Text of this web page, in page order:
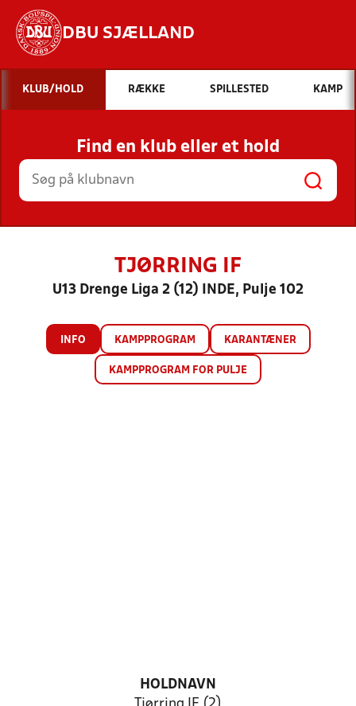
DBU SJÆLLAND
Hvad vil du søge efter?
INDHOLD OG NYHEDER
STILLINGER, RESULTATER, KLUBBER OG
HOLD
KLUB/HOLD RÆKKE SPILLESTED KAMP
Find en klub eller et hold
TJØRRING IF
U13 Drenge Liga 2 (12) INDE, Pulje 102
INFO KAMPPROGRAM KARANTÆNER
KAMPPROGRAM FOR PULJE
HOLDNAVN